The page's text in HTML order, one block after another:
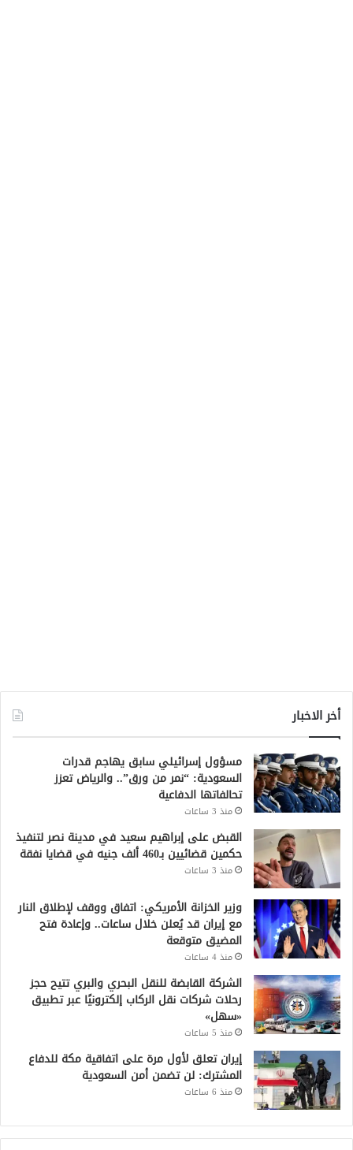
أخر الاخبار
مسؤول إسرائيلي سابق يهاجم قدرات
السعودية: “نمر من ورق”.. والرياض تعزز
تحالفاتها الدفاعية
منذ 3 ساعات
القبض على إبراهيم سعيد في مدينة نصر لتنفيذ
حكمين قضائيين بـ460 ألف جنيه في قضايا نفقة
منذ 3 ساعات
وزير الخزانة الأمريكي: اتفاق ووقف لإطلاق النار
مع إيران قد يُعلن خلال ساعات.. وإعادة فتح
المضيق متوقعة
منذ 4 ساعات
الشركة القابضة للنقل البحري والبري تتيح حجز
رحلات شركات نقل الركاب إلكترونيًا عبر تطبيق
«سهل»
منذ 5 ساعات
إيران تعلق لأول مرة على اتفاقية مكة للدفاع
المشترك: لن تضمن أمن السعودية
منذ 6 ساعات